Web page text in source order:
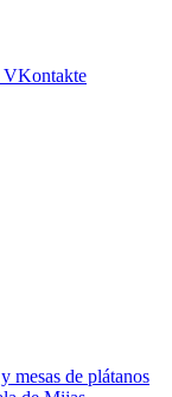
VKontakte